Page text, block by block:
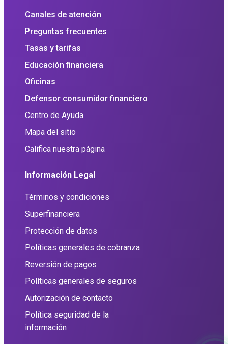
Canales de atención
Preguntas frecuentes
Tasas y tarifas
Educación financiera
Oficinas
Defensor consumidor financiero
Centro de Ayuda
Mapa del sitio
Califica nuestra página
Información Legal
Términos y condiciones
Superfinanciera
Protección de datos
Políticas generales de cobranza
Reversión de pagos
Políticas generales de seguros
Autorización de contacto
Política seguridad de la
información